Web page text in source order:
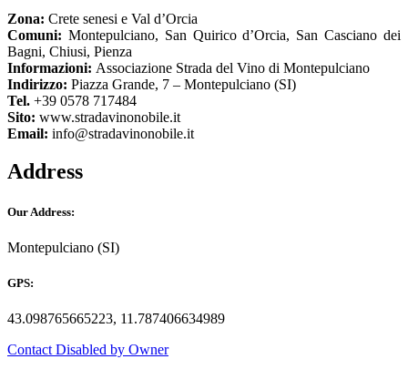
Zona: Crete senesi e Val d’Orcia
Comuni: Montepulciano, San Quirico d’Orcia, San Casciano dei
Bagni, Chiusi, Pienza
Informazioni: Associazione Strada del Vino di Montepulciano
Indirizzo: Piazza Grande, 7 – Montepulciano (SI)
Tel. +39 0578 717484
Sito: www.stradavinonobile.it
Email: info@stradavinonobile.it
Address
Our Address:
Montepulciano (SI)
GPS:
43.098765665223, 11.787406634989
Contact Disabled by Owner